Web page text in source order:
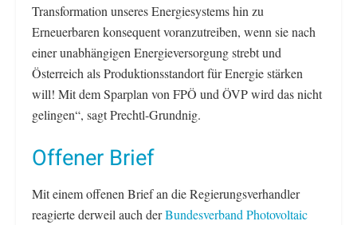
Transformation unseres Energiesystems hin zu
Erneuerbaren konsequent voranzutreiben, wenn sie nach
einer unabhängigen Energieversorgung strebt und
Österreich als Produktionsstandort für Energie stärken
will! Mit dem Sparplan von FPÖ und ÖVP wird das nicht
gelingen“, sagt Prechtl-Grundnig.
Offener Brief
Mit einem offenen Brief an die Regierungsverhandler
reagierte derweil auch derBundesverband Photovoltaic